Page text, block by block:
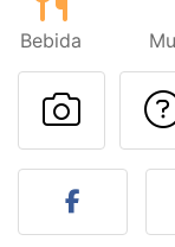
Bebida
Fez